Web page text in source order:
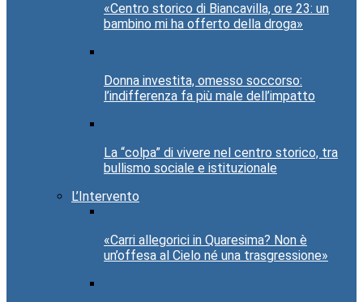
«Centro storico di Biancavilla, ore 23: un
bambino mi ha offerto della droga»
Donna investita, omesso soccorso:
l’indifferenza fa più male dell’impatto
La “colpa” di vivere nel centro storico, tra
bullismo sociale e istituzionale
L’Intervento
«Carri allegorici in Quaresima? Non è
un’offesa al Cielo né una trasgressione»